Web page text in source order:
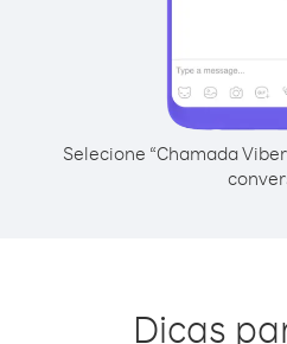
Selecione “Chamada
Dicas